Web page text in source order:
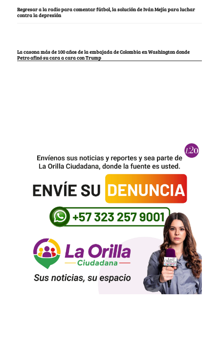
Regresar a la radio para comentar fútbol, la solución de Iván Mejía para luchar
contra la depresión
La casona más de 100 años de la embajada de Colombia en Washington donde
Petro afinó su cara a cara con Trump